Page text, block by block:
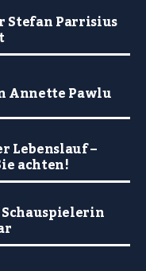
Stefan Parrisius
Annette Pawlu
–
achten!